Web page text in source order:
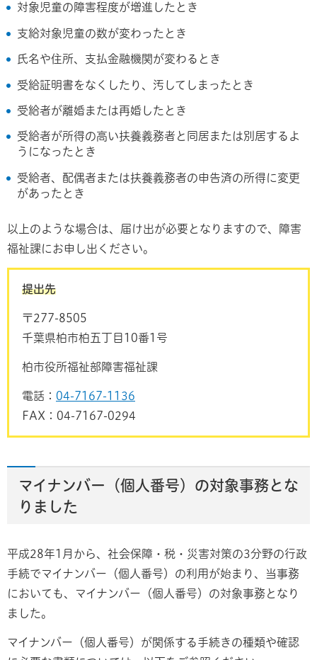
対象児童の障害程度が増進したとき
支給対象児童の数が変わったとき
氏名や住所、支払金融機関が変わるとき
受給証明書をなくしたり、汚してしまったとき
受給者が離婚または再婚したとき
受給者が所得の高い扶養義務者と同居または別居するよ
うになったとき
受給者、配偶者または扶養義務者の申告済の所得に変更
があったとき
以上のような場合は、届け出が必要となりますので、障害
福祉課にお申し出ください。
提出先
〒277-8505
千葉県柏市柏五丁目10番1号
柏市役所福祉部障害福祉課
電話： 04-7167-1136
FAX：04-7167-0294
マイナンバー（個人番号）の対象事務とな
りました
平成28年1月から、社会保障・税・災害対策の3分野の行政
手続でマイナンバー（個人番号）の利用が始まり、当事務
においても、マイナンバー（個人番号）の対象事務となり
ました。
マイナンバー（個人番号）が関係する手続きの種類や確認